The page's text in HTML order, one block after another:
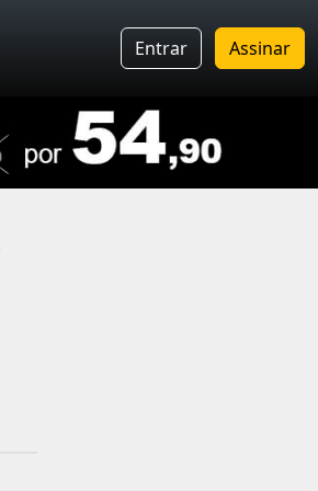
Entrar Assinar